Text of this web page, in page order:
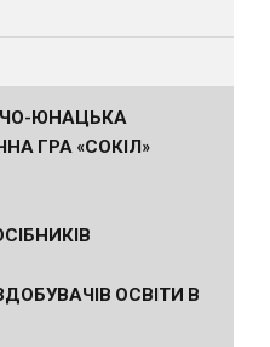
ЮНАЦЬКА
ГРА «СОКІЛ»
ОСВІТИ В